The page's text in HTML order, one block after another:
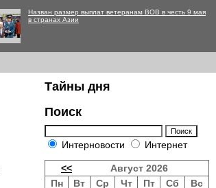
Назван размер выплат ветеранам ВОВ в честь 9 мая
в странах Азии
Тайны дня
Поиск
Интерновости Интернет
<<
Август 2026
Пн
Вт Ср Чт Пт Сб
Вс